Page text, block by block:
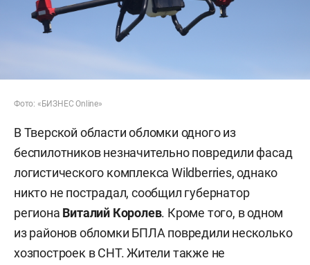
Фото: «БИЗНЕС Online»
В Тверской области обломки одного из
беспилотников незначительно повредили фасад
логистического комплекса Wildberries, однако
никто не пострадал, сообщил губернатор
региона Виталий Королев. Кроме того, в одном
из районов обломки БПЛА повредили несколько
хозпостроек в СНТ. Жители также не